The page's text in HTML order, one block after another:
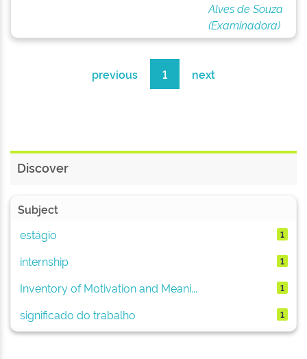
Alves de Souza
(Examinadora)
previous 1 next
Discover
Subject
estágio
1
internship 1
Inventory of Motivation and Meani... 1
significado do trabalho 1